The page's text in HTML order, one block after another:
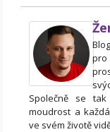
pro
Společně se
moudrost a
ve svém životě